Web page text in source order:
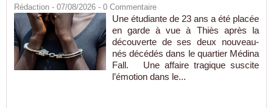
Rédaction - 07/08/2026 - 0 Commentaire
Une étudiante de 23 ans a été placée
en garde à vue à Thiès après la
découverte de ses deux nouveau-
nés décédés dans le quartier Médina
Fall. Une affaire tragique suscite
l’émotion dans le...